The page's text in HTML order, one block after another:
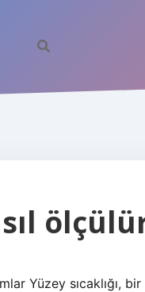
Yüzey sıcaklığı,